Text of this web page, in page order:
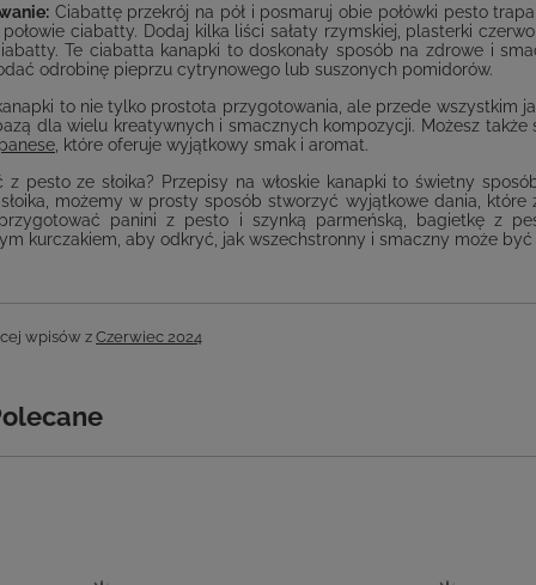
Ciabattę przekrój na pół i posmaruj obie połówki pesto
ciabatty. Dodaj kilka liści sałaty rzymskiej, plasterki
Te ciabatta kanapki to doskonały sposób na zdrowe i
odrobinę pieprzu cytrynowego lub suszonych pomidorów.
to nie tylko prostota przygotowania, ale przede wszystkim
dla wielu kreatywnych i smacznych kompozycji. Możesz
, które oferuje wyjątkowy smak i aromat.
z pesto ze słoika? Przepisy na włoskie kanapki to świetny
możemy w prosty sposób stworzyć wyjątkowe dania,
panini z pesto i szynką parmeńską, bagietkę z
kurczakiem, aby odkryć, jak wszechstronny i smaczny może być
wpisów z Czerwiec 2024